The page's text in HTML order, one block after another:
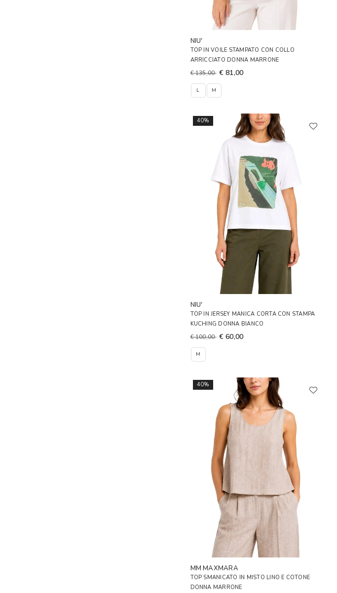
NIU'
TOP IN VOILE STAMPATO CON COLLO
ARRICCIATO DONNA MARRONE
€ 135,00 € 81,00
L M
40%
NIU'
TOP IN JERSEY MANICA CORTA CON STAMPA
KUCHING DONNA BIANCO
€ 100,00 € 60,00
M
40%
MM MAXMARA
TOP SMANICATO IN MISTO LINO E COTONE
DONNA MARRONE